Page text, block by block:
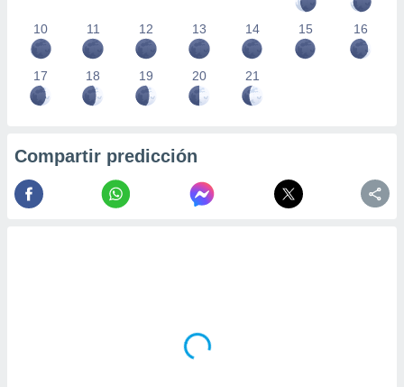
10 11 12 13 14 15 16
17 18 19 20 21
Compartir predicción